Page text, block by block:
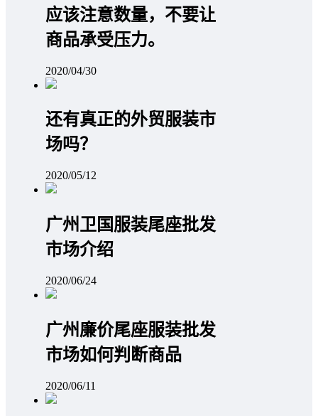
应该注意数量，不要让
商品承受压力。
2020/04/30
还有真正的外贸服装市
场吗？
2020/05/12
广州卫国服装尾座批发
市场介绍
2020/06/24
广州廉价尾座服装批发
市场如何判断商品
2020/06/11